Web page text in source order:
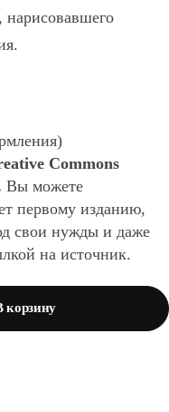
нарисовавшего
Commons
Вы можете
первому изданию,
свои нужды и даже
на источник.
корзину